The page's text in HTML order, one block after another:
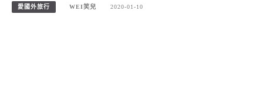
愛國外旅行 WEI笑兒 2020-01-10